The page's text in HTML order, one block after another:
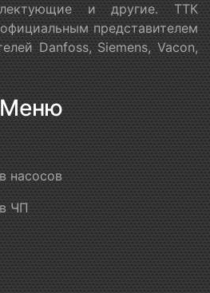
и другие. ТТК
представителем
Danfoss, Siemens, Vacon,
Меню
насосов
ЧП